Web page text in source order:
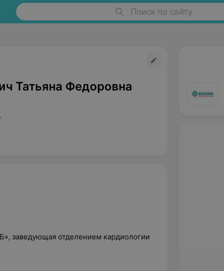
Поиск по сайту
Татьяна Федоровна
заведующая отделением кардиологии